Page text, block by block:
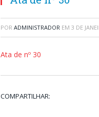
POR ADMINISTRADOR EM 3 DE
Ata de nº 30
COMPARTILHAR: